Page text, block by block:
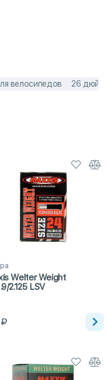
велосипедов 26
Welter Weight
2.125 LSV